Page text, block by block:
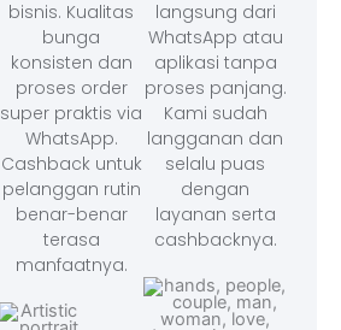
bisnis. Kualitas
bunga
konsisten dan
proses order
super praktis via
WhatsApp.
Cashback untuk
pelanggan rutin
benar-benar
terasa
manfaatnya.
langsung dari
WhatsApp atau
aplikasi tanpa
proses panjang.
Kami sudah
langganan dan
selalu puas
dengan
layanan serta
cashbacknya.